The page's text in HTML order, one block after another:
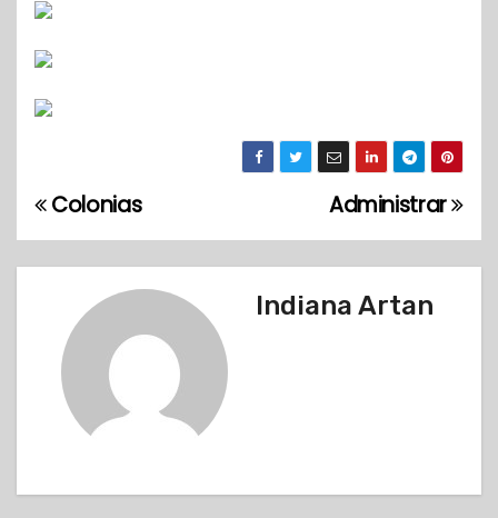
N
a
c
Administrar
Colonias
Indiana Artan